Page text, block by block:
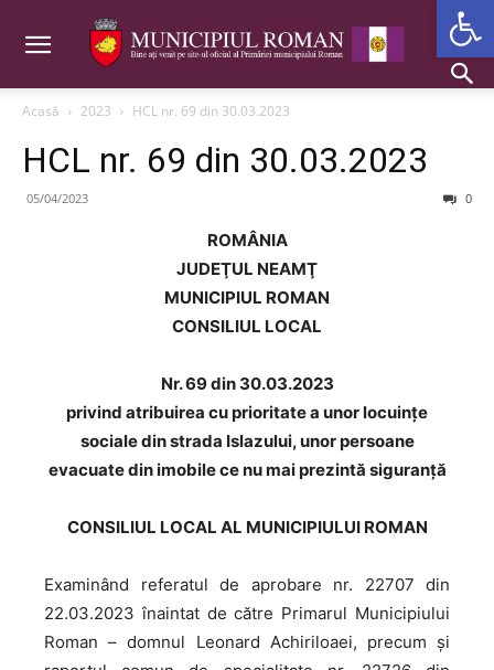
Acasă 2023 HCL nr. 69 din 30.03.2023
HCL nr. 69 din 30.03.2023
05/04/2023 0
ROMÂNIA
JUDEŢUL NEAMŢ
MUNICIPIUL ROMAN
CONSILIUL LOCAL
Nr. 69 din 30.03.2023
privind atribuirea cu prioritate a unor locuințe
sociale din strada Islazului, unor persoane
evacuate din imobile ce nu mai prezintă siguranță
CONSILIUL LOCAL AL MUNICIPIULUI ROMAN
Examinând referatul de aprobare nr. 22707 din
22.03.2023 înaintat de către Primarul Municipiului
Roman – domnul Leonard Achiriloaei, precum şi